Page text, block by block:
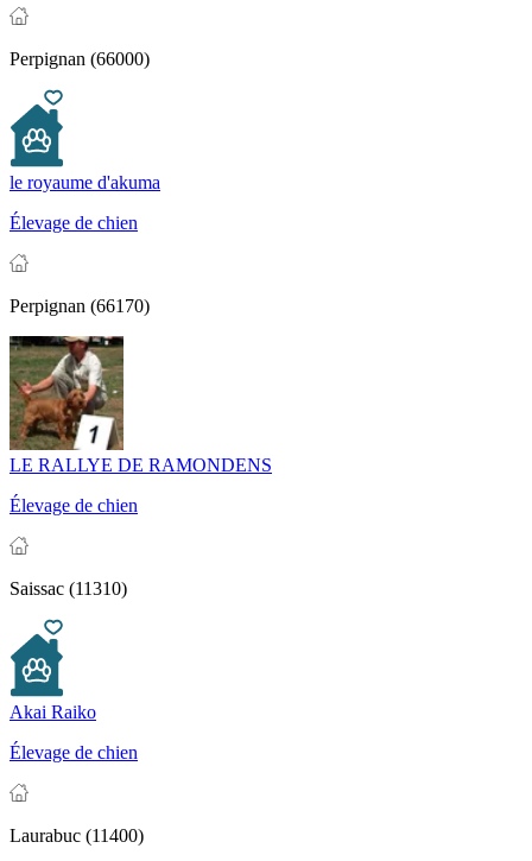
Perpignan (66000)
le royaume d'akuma
Élevage de chien
Perpignan (66170)
LE RALLYE DE RAMONDENS
Élevage de chien
Saissac (11310)
Akai Raiko
Élevage de chien
Laurabuc (11400)